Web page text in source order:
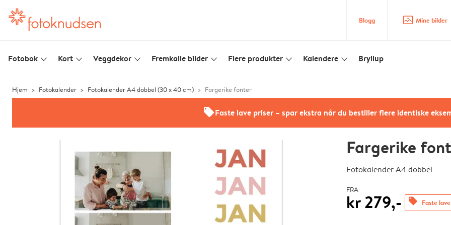
Blogg image_placeholder Mine bilder
Fotobok slim_arrow_down Kort slim_arrow_down Veggdekor slim_arrow_down Fremkalle bilder slim_arrow_down Flere produkter slim_arrow_down Kalendere slim_arrow_down Bryllup
Hjem Fotokalender Fotokalender A4 dobbel (30 x 40 cm) Fargerike fonter
offersFaste lave priser – spar ekstra når du bestiller flere identiske
Fargerike
Fotokalender A4 dobbel
FRA
kr 279,- offers Faste